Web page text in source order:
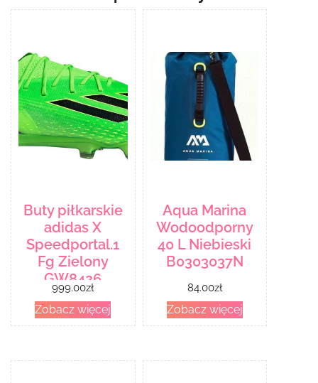
Buty piłkarskie
adidas X
Speedportal.1
Fg Zielony
GW8426
999.00zł
Zobacz więcej
Aqua Marina
Wodoodporny
40 L Niebieski
B0303037N
84.00zł
Zobacz więcej